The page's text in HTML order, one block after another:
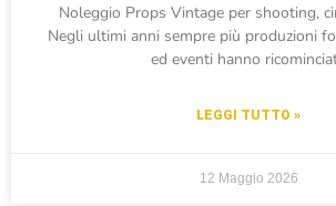
Noleggio Props Vintage per shooting,
Negli ultimi anni sempre più produzioni
ed eventi hanno
LEGGI TUTTO »
12 Maggio 2026